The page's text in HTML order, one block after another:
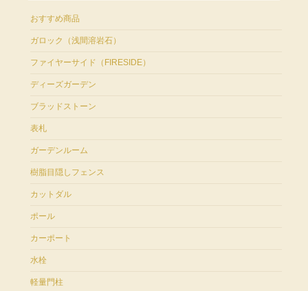
おすすめ商品
ガロック（浅間溶岩石）
ファイヤーサイド（FIRESIDE）
ディーズガーデン
ブラッドストーン
表札
ガーデンルーム
樹脂目隠しフェンス
カットダル
ポール
カーポート
水栓
軽量門柱